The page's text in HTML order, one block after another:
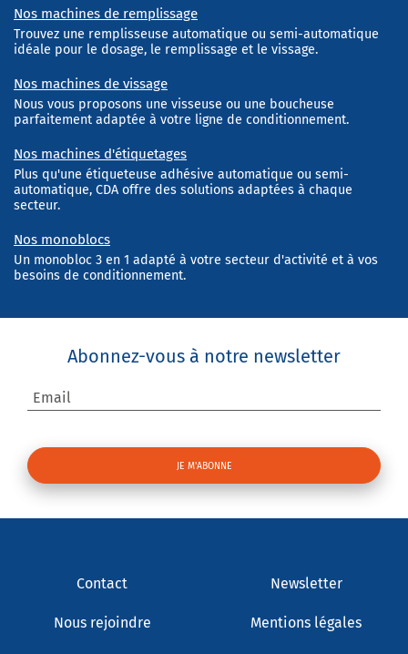
Nos machines de remplissage
Trouvez une remplisseuse automatique ou semi-automatique
idéale pour le dosage, le remplissage et le vissage.
Nos machines de vissage
Nous vous proposons une visseuse ou une boucheuse
parfaitement adaptée à votre ligne de conditionnement.
Nos machines d'étiquetages
Plus qu'une étiqueteuse adhésive automatique ou semi-
automatique, CDA offre des solutions adaptées à chaque
secteur.
Nos monoblocs
Un monobloc 3 en 1 adapté à votre secteur d'activité et à vos
besoins de conditionnement.
Abonnez-vous à notre newsletter
Email
Contact Newsletter
Nous rejoindre Mentions légales